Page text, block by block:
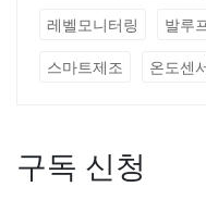
레벨모니터링 발루
스마트제조 온도센
구독 신청